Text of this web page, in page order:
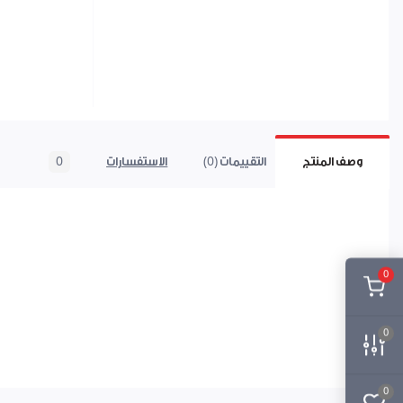
0
0
0
وصف المنتج التقييمات (0) الاستفسارات 0